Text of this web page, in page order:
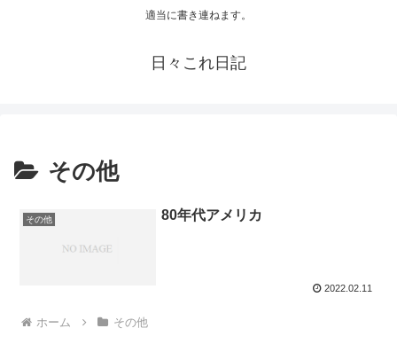
適当に書き連ねます。
日々これ日記
その他
その他 80年代アメリカ
2022.02.11
ホーム その他